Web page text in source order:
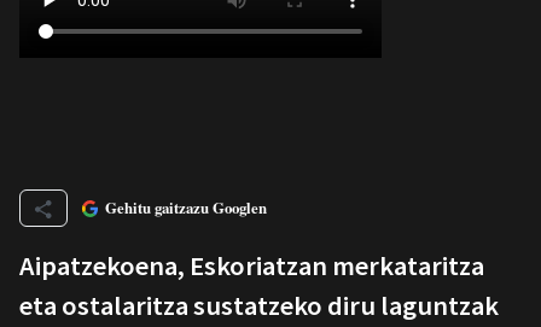
Gehitu gaitzazu Googlen
Aipatzekoena, Eskoriatzan merkataritza
eta ostalaritza sustatzeko diru laguntzak